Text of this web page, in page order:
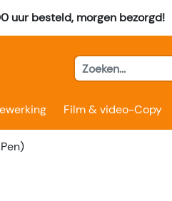
uur besteld, morgen bezorgd!
Film & video-Copy